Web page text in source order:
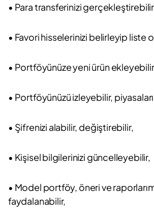
• Para transferinizi
• Favori hisselerinizi belirleyip liste
• Portföyünüze yeni ürün
• Portföyünüzü izleyebilir,
• Şifrenizi alabilir, değiştirebilir,
• Kişisel bilgilerinizi güncelleyebilir,
• Model portföy, öneri ve
faydalanabilir,